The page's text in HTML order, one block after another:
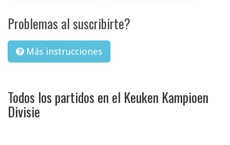
Problemas al suscribirte?
Más instrucciones
Todos los partidos en el Keuken Kampioen
Divisie